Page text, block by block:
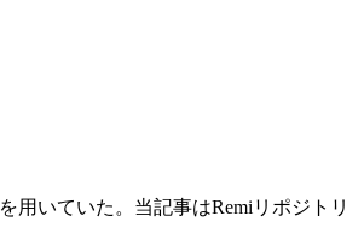
を用いていた。当記事はRemiリポジトリ